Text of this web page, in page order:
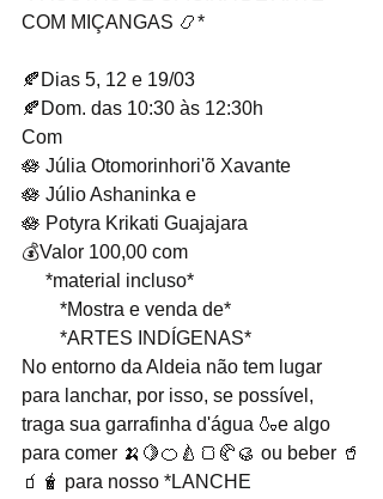
COM MIÇANGAS 📿*
🍂Dias 5, 12 e 19/03
🍂Dom. das 10:30 às 12:30h
Com
🪷 Júlia Otomorinhori'õ Xavante
🪷 Júlio Ashaninka e
🪷 Potyra Krikati Guajajara
💰Valor 100,00 com
     *material incluso*
        *Mostra e venda de*
        *ARTES INDÍGENAS*
No entorno da Aldeia não tem lugar
para lanchar, por isso, se possível,
traga sua garrafinha d'água 🍶e algo
para comer 🍌🍋🍊🍐🍞🥐🥮 ou beber 🥤
🧃🧋 para nosso *LANCHE